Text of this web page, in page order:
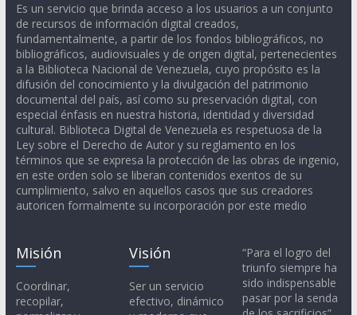
Es un servicio que brinda acceso a los usuarios a un conjunto
de recursos de información digital creados,
fundamentalmente, a partir de los fondos bibliográficos, no
bibliográficos, audiovisuales y de origen digital, pertenecientes
a la Biblioteca Nacional de Venezuela, cuyo propósito es la
difusión del conocimiento y la divulgación del patrimonio
documental del país, así como su preservación digital, con
especial énfasis en nuestra historia, identidad y diversidad
cultural. Biblioteca Digital de Venezuela es respetuosa de la
Ley sobre el Derecho de Autor y su reglamento en los
términos que se expresa la protección de las obras de ingenio,
en este orden solo se liberan contenidos exentos de su
cumplimiento, salvo en aquellos casos que sus creadores
autoricen formalmente su incorporación por este medio
Misión
Coordinar,
recopilar,
Visión
Ser un servicio
efectivo, dinámico
“Para el logro del
triunfo siempre ha
sido indispensable
pasar por la senda